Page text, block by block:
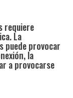
requiere
La
puede provocar
la
a provocarse